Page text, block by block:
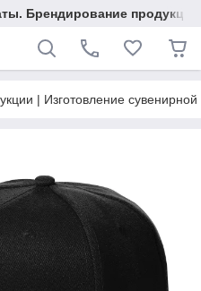
Брендирование
| Изготовление